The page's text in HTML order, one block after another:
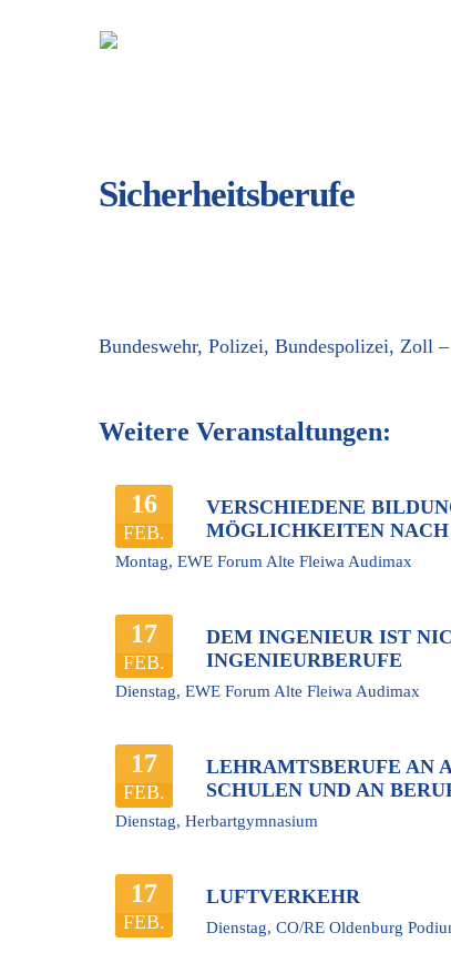
Sicherheitsberufe
Bundeswehr, Polizei, Bundespolizei, Zoll
Weitere Veranstaltungen:
16
FEB.
VERSCHIEDENE
MÖGLICHKEITEN NACH
Montag, EWE Forum Alte Fleiwa Audimax
17
FEB.
DEM INGENIEUR IST
INGENIEURBERUFE
Dienstag, EWE Forum Alte Fleiwa Audimax
17
FEB.
LEHRAMTSBERUFE AN
SCHULEN UND AN
Dienstag, Herbartgymnasium
17
FEB.
LUFTVERKEHR
Dienstag, CO/RE Oldenburg